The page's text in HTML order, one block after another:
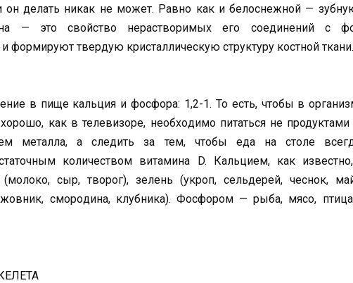
он делать никак не мо­жет. Равно как и белоснежной —
— это свойство нерастворимых его соедине­ний с
формируют твердую кристалли­ческую структуру костной ткани.
в пище кальция и фосфора: 1,2-1. То есть, что­бы в
как в телевизоре, необхо­димо питаться не
металла, а сле­дить за тем, чтобы еда на столе
количеством витамина D. Кальцием, как
сыр, творог), зелень (укроп, сельдерей, чеснок,
сморо­дина, клубника). Фосфором — рыба, мясо,